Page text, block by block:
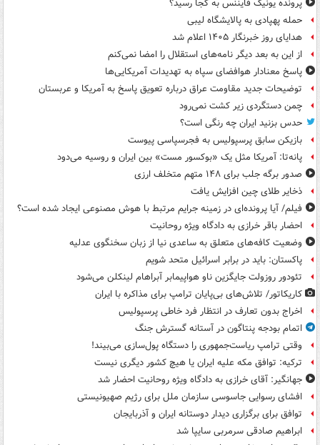
پرونده یونیک فایننس به کجا رسید؟
حمله پهپادی به پالایشگاه لیبی
هدایای روز خبرنگار ۱۴۰۵ اعلام شد
از این به بعد دیگر نامه‌های استقلال را امضا نمی‌کنم
پاسخ معنادار هوافضای سپاه به تهدیدات آمریکایی‌ها
توضیحات جدید مقاومت عراق درباره تعویق پاسخ به آمریکا و عربستان
چمن دستگردی زیر کشت نمی‌رود
حدس بزنید ایران چه رنگی است؟
بازیکن سابق پرسپولیس به فجرسپاسی پیوست
پانه‌تا: آمریکا مثل یک «بوکسور مست» بین ایران و روسیه می‌دود
صدور برگه جلب برای ۱۴۸ متهم متخلف ارزی
ذخایر طلای چین افزایش یافت
فیلم/ آیا پرونده‌ای در زمینه جرایم مرتبط با هوش مصنوعی ایجاد شده است؟
احضار باقر خرازی به دادگاه ویژه روحانیت
وضعیت کافه‌های متعلق به ساعدی نیا از زبان سخنگوی عدلیه
پاکستان: باید در برابر اسرائیل متحد شویم
تئودور روزولت جایگزین ناو هواپیمابر آبراهام لینکلن می‌شود
کاریکاتور/ تلاش‌های بی‌پایان ترامپ برای مذاکره با ایران
اخراج بدون تعارف در انتظار فرد خاطی پرسپولیس
اتمام بودجه پنتاگون در آستانه گسترش جنگ
وقتی ترامپ ریاست‌جمهوری را دستگاه پول‌سازی می‌بیند!
ترکیه: توافق مکه علیه ایران یا هیچ کشور دیگری نیست
جهانگیر: آقای خرازی به دادگاه ویژه روحانیت احضار شد
افشای رسوایی جاسوسی سازمان ملل برای رژیم صهیونیستی
توافق برای برگزاری دیدار دوستانه ایران و آذربایجان
ابراهیم صادقی سرمربی سایپا شد